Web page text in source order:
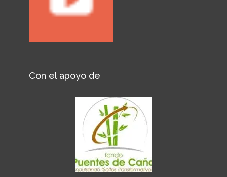
Con el apoyo de